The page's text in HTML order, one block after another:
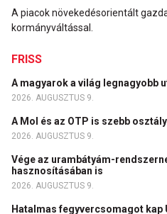
A piacok növekedésorientált
kormányváltással.
FRISS
A magyarok a világ legnagyobb
2026. AUGUSZTUS 9.
A Mol és az OTP is szebb
2026. AUGUSZTUS 9.
Vége az urambátyám-
hasznosításában is
2026. AUGUSZTUS 9.
Hatalmas fegyvercsomagot kap